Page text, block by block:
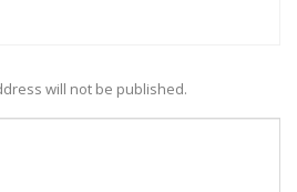
will not be published.